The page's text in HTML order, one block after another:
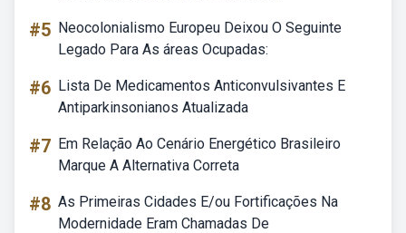
#5 Neocolonialismo Europeu Deixou O Seguinte
Legado Para As áreas Ocupadas:
#6 Lista De Medicamentos Anticonvulsivantes E
Antiparkinsonianos Atualizada
#7 Em Relação Ao Cenário Energético Brasileiro
Marque A Alternativa Correta
#8 As Primeiras Cidades E/ou Fortificações Na
Modernidade Eram Chamadas De